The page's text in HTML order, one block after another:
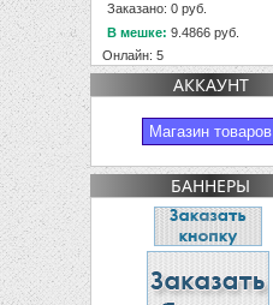
Заказано: 0 руб.
В мешке: 9.4866 руб.
Онлайн: 5
АККАУНТ
Магазин товаров
БАННЕРЫ